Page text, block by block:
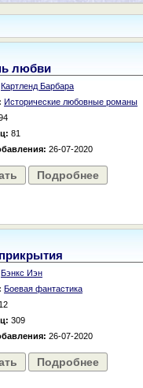
любви
Картленд Барбара
Исторические любовные романы
81
26-07-2020
Подробнее
Бэнкс Иэн
Боевая фантастика
309
26-07-2020
Подробнее